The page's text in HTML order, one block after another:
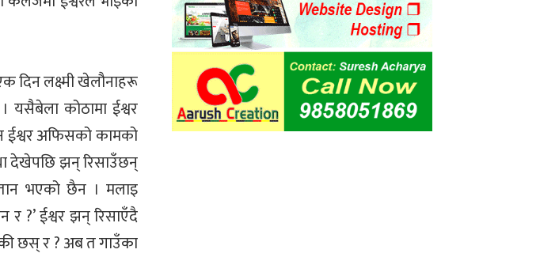
दिन लक्ष्मी खेलौनाहरू
कोठामा ईश्वर
ईश्वर अफिसको कामको
देखेपछि झन् रिसाउँछन्
भएको छैन । मलाइ
र ?’ ईश्वर झन् रिसाएँदै
छस् र ? अब त गाउँका